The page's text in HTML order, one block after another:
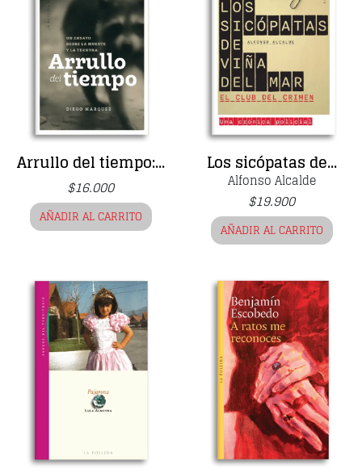
Arrullo del tiempo:...
$16.000
AÑADIR AL CARRITO
Los sicópatas de...
$19.900
Alfonso Alcalde
AÑADIR AL CARRITO